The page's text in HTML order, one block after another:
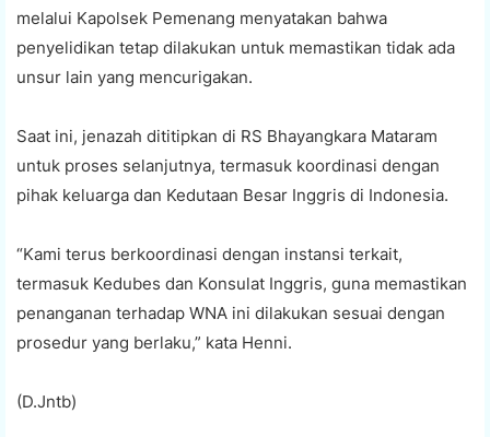
melalui Kapolsek Pemenang menyatakan bahwa
penyelidikan tetap dilakukan untuk memastikan tidak ada
unsur lain yang mencurigakan.
Saat ini, jenazah dititipkan di RS Bhayangkara Mataram
untuk proses selanjutnya, termasuk koordinasi dengan
pihak keluarga dan Kedutaan Besar Inggris di Indonesia.
“Kami terus berkoordinasi dengan instansi terkait,
termasuk Kedubes dan Konsulat Inggris, guna memastikan
penanganan terhadap WNA ini dilakukan sesuai dengan
prosedur yang berlaku,” kata Henni.
(D.Jntb)